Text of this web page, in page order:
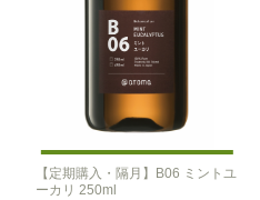
【定期購入・隔月】B06 ミントユ
ーカリ 250ml